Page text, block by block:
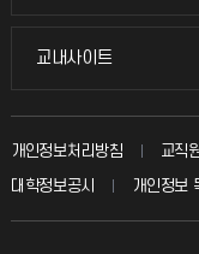
입학안내
칭찬마당
학생서비스 지킴이
국방헬프콜
교내사이트
교내사이트
교수회
교육혁신본부
개인정보처리방침 교직
대학정보공시
개인정보